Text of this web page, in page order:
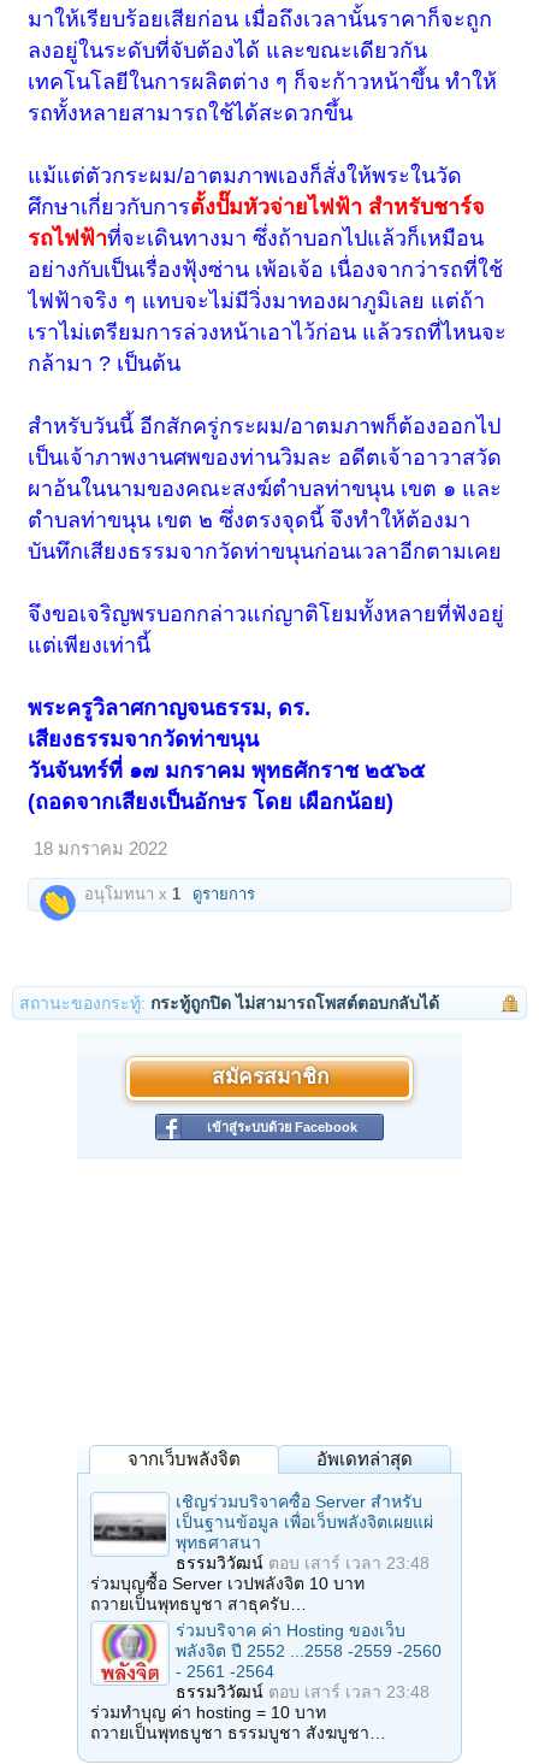
มาให้เรียบร้อยเสียก่อน เมื่อถึงเวลานั้นราคาก็จะถูก
ลงอยู่ในระดับที่จับต้องได้ และขณะเดียวกัน
เทคโนโลยีในการผลิตต่าง ๆ ก็จะก้าวหน้าขึ้น ทำให้
รถทั้งหลายสามารถใช้ได้สะดวกขึ้น
แม้แต่ตัวกระผม/อาตมภาพเองก็สั่งให้พระในวัด
ศึกษาเกี่ยวกับการตั้งปั๊มหัวจ่ายไฟฟ้า สำหรับชาร์จ
รถไฟฟ้าที่จะเดินทางมา ซึ่งถ้าบอกไปแล้วก็เหมือน
อย่างกับเป็นเรื่องฟุ้งซ่าน เพ้อเจ้อ เนื่องจากว่ารถที่ใช้
ไฟฟ้าจริง ๆ แทบจะไม่มีวิ่งมาทองผาภูมิเลย แต่ถ้า
เราไม่เตรียมการล่วงหน้าเอาไว้ก่อน แล้วรถที่ไหนจะ
กล้ามา ? เป็นต้น
สำหรับวันนี้ อีกสักครู่กระผม/อาตมภาพก็ต้องออกไป
เป็นเจ้าภาพงานศพของท่านวิมละ อดีตเจ้าอาวาสวัด
ผาอ้นในนามของคณะสงฆ์ตำบลท่าขนุน เขต ๑ และ
ตำบลท่าขนุน เขต ๒ ซึ่งตรงจุดนี้ จึงทำให้ต้องมา
บันทึกเสียงธรรมจากวัดท่าขนุนก่อนเวลาอีกตามเคย
จึงขอเจริญพรบอกกล่าวแก่ญาติโยมทั้งหลายที่ฟังอยู่
แต่เพียงเท่านี้
พระครูวิลาศกาญจนธรรม, ดร.
เสียงธรรมจากวัดท่าขนุน
วันจันทร์ที่ ๑๗ มกราคม พุทธศักราช ๒๕๖๕
(ถอดจากเสียงเป็นอักษร โดย เผือกน้อย)
18 มกราคม 2022
อนุโมทนา x1 ดูรายการ
สถานะของกระทู้: กระทู้ถูกปิด ไม่สามารถโพสต์ตอบกลับได้
สมัครสมาชิก
เข้าสู่ระบบด้วย Facebook
จากเว็บพลังจิต อัพเดทล่าสุด
เชิญร่วมบริจาคซื้อ Server สำหรับ
เป็นฐานข้อมูล เพื่อเว็บพลังจิตเผยแผ่
พุทธศาสนา
ธรรมวิวัฒน์ ตอบ เสาร์ เวลา 23:48
ร่วมบุญซื้อ Server เวปพลังจิต 10 บาท
ถวายเป็นพุทธบูชา สาธุครับ…
ร่วมบริจาค ค่า Hosting ของเว็บ
พลังจิต ปี 2552 ...2558 -2559 -2560
- 2561 -2564
ธรรมวิวัฒน์ ตอบ เสาร์ เวลา 23:48
ร่วมทำบุญ ค่า hosting = 10 บาท
ถวายเป็นพุทธบูชา ธรรมบูชา สังฆบูชา…